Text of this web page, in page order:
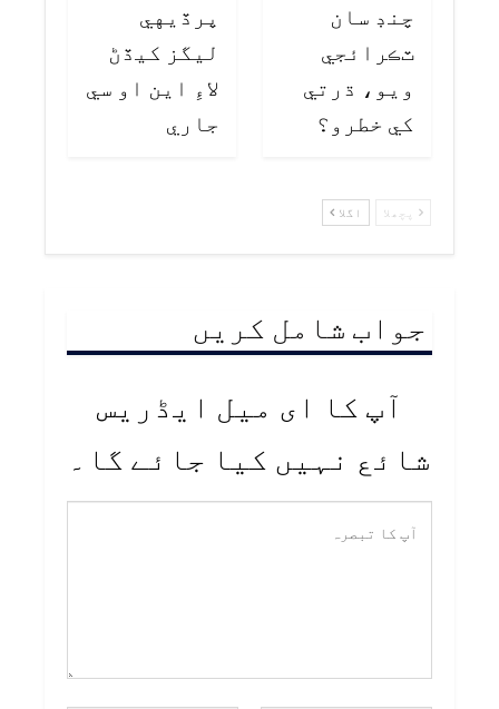
چنڊ سان
ٽڪرائجي
ويو، ڌرتي
کي خطرو؟
پرڏيهي
ليگز کيڏڻ
لاءِ اين او سي
جاري
پچھلا اگلا
جواب شامل کریں
آپ کا ای میل ایڈریس
شائع نہیں کیا جائے گا۔